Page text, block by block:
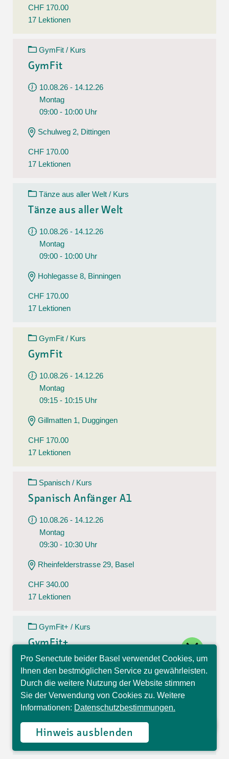
CHF 170.00
17 Lektionen
GymFit / Kurs
GymFit
10.08.26 - 14.12.26
Montag
09:00 - 10:00 Uhr
Schulweg 2, Dittingen
CHF 170.00
17 Lektionen
Tänze aus aller Welt / Kurs
Tänze aus aller Welt
10.08.26 - 14.12.26
Montag
09:00 - 10:00 Uhr
Hohlegasse 8, Binningen
CHF 170.00
17 Lektionen
GymFit / Kurs
GymFit
10.08.26 - 14.12.26
Montag
09:15 - 10:15 Uhr
Gillmatten 1, Duggingen
CHF 170.00
17 Lektionen
Spanisch / Kurs
Spanisch Anfänger A1
10.08.26 - 14.12.26
Montag
09:30 - 10:30 Uhr
Rheinfelderstrasse 29, Basel
CHF 340.00
17 Lektionen
GymFit+ / Kurs
GymFit+
10.08.26 - 14.12.26
Montag
09:30 - 10:30 Uhr
Theodorskirchplatz 7, Basel
CHF 170.00
17 Lektionen
Pro Senectute beider Basel verwendet Cookies, um
Ihnen den bestmöglichen Service zu gewährleisten.
Durch die weitere Nutzung der Website stimmen
Sie der Verwendung von Cookies zu. Weitere
Informationen: Datenschutzbestimmungen.
Hinweis ausblenden
Hallo, ich bin Sophia und
beantworte gerne Ihre
Fragen.
close